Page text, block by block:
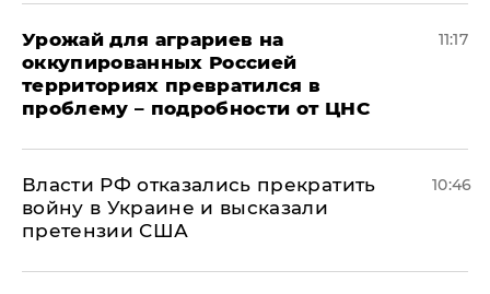
Урожай для аграриев на
оккупированных Россией
территориях превратился в
проблему – подробности от ЦНС
11:17
Власти РФ отказались прекратить
войну в Украине и высказали
претензии США
10:46